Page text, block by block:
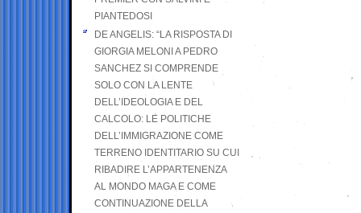
PIANTEDOSI
DE ANGELIS: “LA RISPOSTA DI
GIORGIA MELONI A PEDRO
SANCHEZ SI COMPRENDE
SOLO CON LA LENTE
DELL’IDEOLOGIA E DEL
CALCOLO: LE POLITICHE
DELL’IMMIGRAZIONE COME
TERRENO IDENTITARIO SU CUI
RIBADIRE L’APPARTENENZA
AL MONDO MAGA E COME
CONTINUAZIONE DELLA